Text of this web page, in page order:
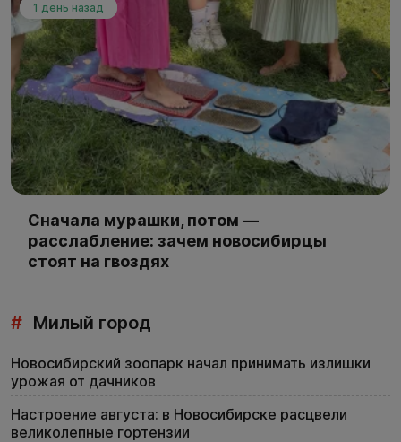
1 день назад
Сначала мурашки, потом —
расслабление: зачем новосибирцы
стоят на гвоздях
# Милый город
Новосибирский зоопарк начал принимать излишки
урожая от дачников
Настроение августа: в Новосибирске расцвели
великолепные гортензии